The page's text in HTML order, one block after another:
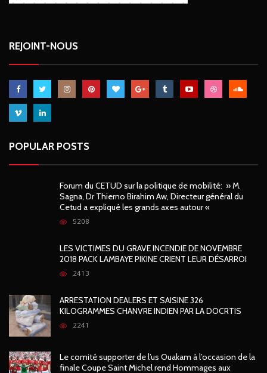
REJOINT-NOUS
POPULAR POSTS
Forum du CETUD sur la politique de mobilité: » M.
Sagna, Dr Thierno Birahim Aw, Directeur général du
Cetud a expliqué les grands axes autour «
5208
LES VICTIMES DU GRAVE INCENDIE DE NOVEMBRE
2018 PACK LAMBAYE PIKINE CRIENT LEUR DÉSARROI
2413
ARRESTATION DEALERS ET SAISINE 326
KILOGRAMMES CHANVRE INDIEN PAR LA DOCRTIS
2241
Le comité supporter de l’us Ouakam à l’occasion de la
finale Coupe Saint Michel rend Hommages aux